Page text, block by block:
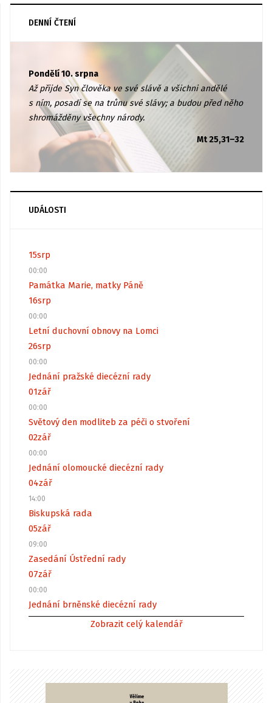
DENNÍ ČTENÍ
Pondělí 10. srpna
Až přijde Syn člověka ve své slávě a všichni andělé
s ním, posadí se na trůnu své slávy; a budou před něho
shromážděny všechny národy.
Mt 25,31–32
UDÁLOSTI
15srp
00:00
Památka Marie, matky Páně
16srp
00:00
Letní duchovní obnovy na Lomci
26srp
00:00
Jednání pražské diecézní rady
01zář
00:00
Světový den modliteb za péči o stvoření
02zář
00:00
Jednání olomoucké diecézní rady
04zář
14:00
Biskupská rada
05zář
09:00
Zasedání Ústřední rady
07zář
00:00
Jednání brněnské diecézní rady
Zobrazit celý kalendář